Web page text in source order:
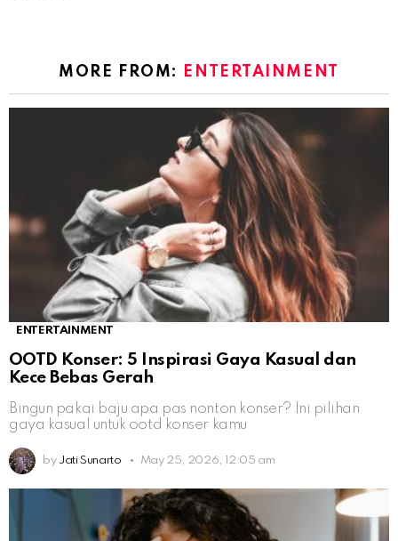
MORE FROM: ENTERTAINMENT
ENTERTAINMENT
OOTD Konser: 5 Inspirasi Gaya Kasual dan
Kece Bebas Gerah
Bingun pakai baju apa pas nonton konser? Ini pilihan
gaya kasual untuk ootd konser kamu
by Jati Sunarto May 25, 2026, 12:05 am